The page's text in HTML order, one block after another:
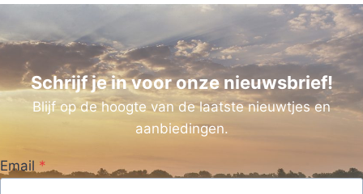
Schrijf je in voor onze nieuwsbrief!
Blijf op de hoogte van de laatste nieuwtjes en
aanbiedingen.
Email *